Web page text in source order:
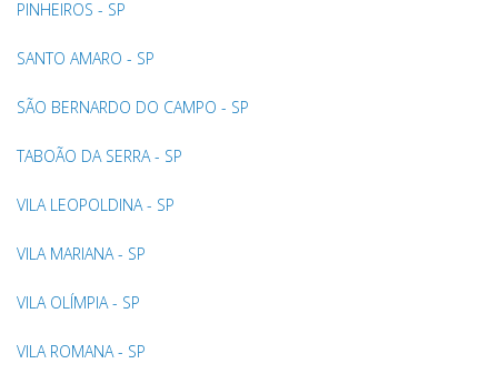
PINHEIROS - SP
SANTO AMARO - SP
SÃO BERNARDO DO CAMPO - SP
TABOÃO DA SERRA - SP
VILA LEOPOLDINA - SP
VILA MARIANA - SP
VILA OLÍMPIA - SP
VILA ROMANA - SP